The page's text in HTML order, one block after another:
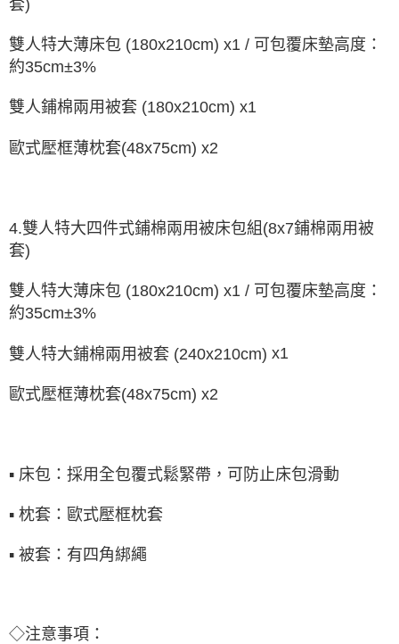
套)
雙人特大薄床包 (180x210cm) x1 / 可包覆床墊高度：
約35cm±3%
雙人鋪棉兩用被套 (180x210cm) x1
歐式壓框薄枕套(48x75cm) x2
4.雙人特大四件式鋪棉兩用被床包組 (8x7鋪棉兩用被
套)
雙人特大薄床包 (180x210cm) x1 / 可包覆床墊高度：
約35cm±3%
雙人特大鋪棉兩用被套 (240x210cm) x1
歐式壓框薄枕套(48x75cm) x2
▪ 床包：採用全包覆式鬆緊帶，可防止床包滑動
▪ 枕套：歐式壓框枕套
▪ 被套：有四角綁繩
◇注意事項：